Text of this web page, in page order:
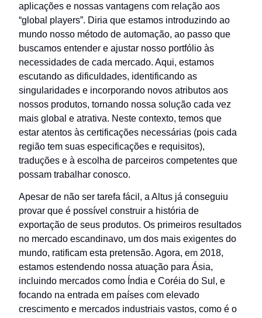
aplicações e nossas vantagens com relação aos
“global players”. Diria que estamos introduzindo ao
mundo nosso método de automação, ao passo que
buscamos entender e ajustar nosso portfólio às
necessidades de cada mercado. Aqui, estamos
escutando as dificuldades, identificando as
singularidades e incorporando novos atributos aos
nossos produtos, tornando nossa solução cada vez
mais global e atrativa. Neste contexto, temos que
estar atentos às certificações necessárias (pois cada
região tem suas especificações e requisitos),
traduções e à escolha de parceiros competentes que
possam trabalhar conosco.
Apesar de não ser tarefa fácil, a Altus já conseguiu
provar que é possível construir a história de
exportação de seus produtos. Os primeiros resultados
no mercado escandinavo, um dos mais exigentes do
mundo, ratificam esta pretensão. Agora, em 2018,
estamos estendendo nossa atuação para Ásia,
incluindo mercados como Índia e Coréia do Sul, e
focando na entrada em países com elevado
crescimento e mercados industriais vastos, como é o